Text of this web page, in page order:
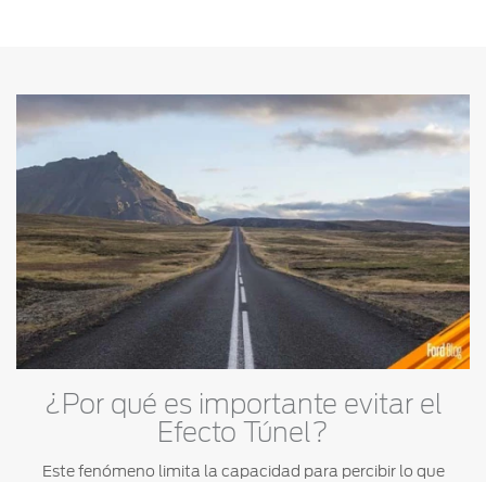
¿Por qué es importante evitar el
Efecto Túnel?
Este fenómeno limita la capacidad para percibir lo que